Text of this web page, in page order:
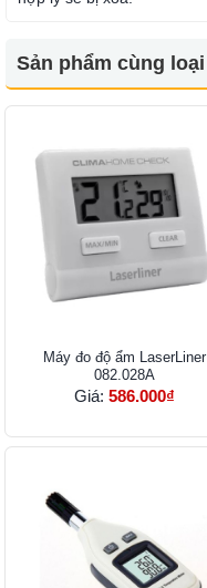
Sản phẩm cùng loại
Máy đo độ ẩm LaserLiner
082.028A
Giá: 586.000₫